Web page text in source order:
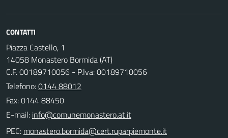
CONTATTI
Piazza Castello, 1
14058 Monastero Bormida (AT)
C.F. 00189710056 - P.Iva: 00189710056
Telefono:0144 88012
Fax: 0144 88450
E-mail:
PEC: